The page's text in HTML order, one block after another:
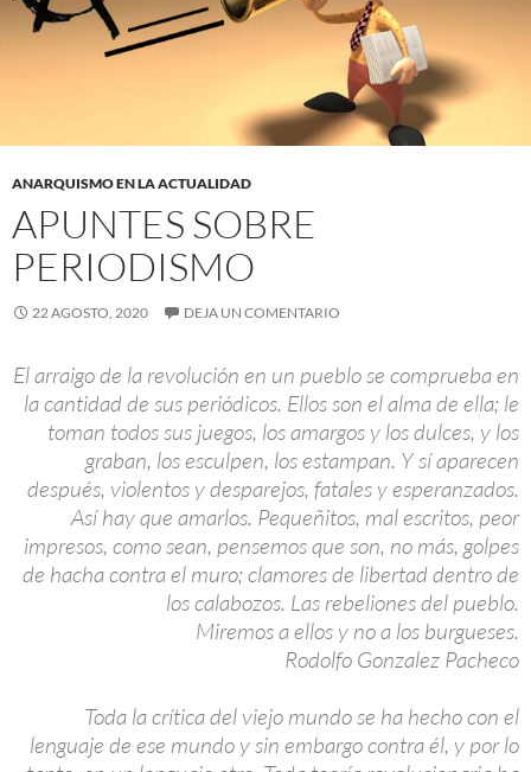
ANARQUISMO EN LA ACTUALIDAD
APUNTES SOBRE
PERIODISMO
22 AGOSTO, 2020 DEJA UN COMENTARIO
El arraigo de la revolución en un pueblo se comprueba en
la cantidad de sus periódicos. Ellos son el alma de ella; le
toman todos sus juegos, los amargos y los dulces, y los
graban, los esculpen, los estampan. Y sí aparecen
después, violentos y desparejos, fatales y esperanzados.
Así hay que amarlos. Pequeñitos, mal escritos, peor
impresos, como sean, pensemos que son, no más, golpes
de hacha contra el muro; clamores de libertad dentro de
los calabozos. Las rebeliones del pueblo.
Miremos a ellos y no a los burgueses.
Rodolfo Gonzalez Pacheco
Toda la crítica del viejo mundo se ha hecho con el
lenguaje de ese mundo y sin embargo contra él, y por lo